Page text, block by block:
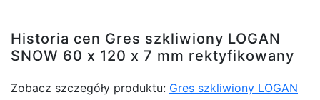
Historia cen Gres szkliwiony LOGAN
SNOW 60 x 120 x 7 mm rektyfikowany
Zobacz szczegóły produktu: Gres szkliwiony LOGAN